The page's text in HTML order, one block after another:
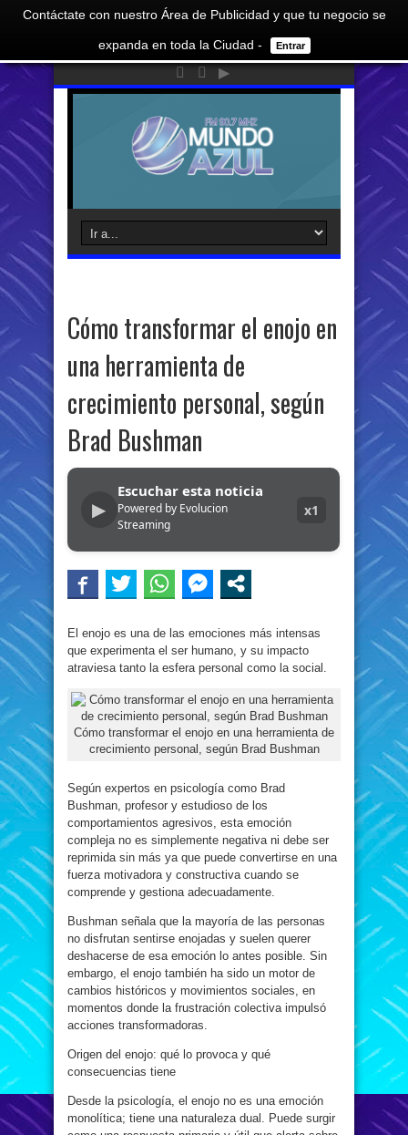
Contáctate con nuestro Área de Publicidad y que tu negocio se
expanda en toda la Ciudad - Entrar
Cómo transformar el enojo en
una herramienta de
crecimiento personal, según
Brad Bushman
▶
Escuchar esta noticia
Powered by Evolucion
Streaming
x1
El enojo es una de las emociones más intensas
que experimenta el ser humano, y su impacto
atraviesa tanto la esfera personal como la social.
Cómo transformar el enojo en una herramienta de
crecimiento personal, según Brad Bushman
Según expertos en psicología como Brad
Bushman, profesor y estudioso de los
comportamientos agresivos, esta emoción
compleja no es simplemente negativa ni debe ser
reprimida sin más ya que puede convertirse en una
fuerza motivadora y constructiva cuando se
comprende y gestiona adecuadamente.
Bushman señala que la mayoría de las personas
no disfrutan sentirse enojadas y suelen querer
deshacerse de esa emoción lo antes posible. Sin
embargo, el enojo también ha sido un motor de
cambios históricos y movimientos sociales, en
momentos donde la frustración colectiva impulsó
acciones transformadoras.
Origen del enojo: qué lo provoca y qué
consecuencias tiene
Desde la psicología, el enojo no es una emoción
monolítica; tiene una naturaleza dual. Puede surgir